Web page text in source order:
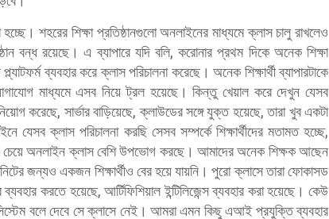
হচ্ছে। শহরের শিক্ষা প্রতিষ্ঠানগুলো অনলাইনের মাধ্যমে ক্লাস চালু রাখলেও
বন্ধ রয়েছে। এ ব্যাপারে যদি বলি, করোনার প্রথম দিকে অনেক শিক্ষা
ব্যবহার করে ক্লাস পরিচালনা করেছে। অনেক শিক্ষার্থী ব্যাপারটাকে
মাধ্যমে এসব নিয়ে ট্রল হয়েছে। কিন্তু খেয়াল করে দেখুন যেসব
করেছে, সার্ভার বাড়িয়েছে, ক্লাউডের সঙ্গে যুক্ত হয়েছে, তারা খুব একটা
যেসব ক্লাস পরিচালনা করছি সেসব সম্পর্কে শিক্ষার্থীদের মতামত হচ্ছে,
চেয়ে অনলাইন ক্লাস বেশি উপভোগ করছে। আমাদের অনেক শিক্ষক আছেন
জন্যও একজন শিক্ষার্থীও বের হয়ে যায়নি। পুরো ক্লাসে তারা ফোকাসড
করতে হয়েছে, আর্টিফিশিয়াল ইন্টিলিজেন্স ব্যবহার করা হয়েছে। কেউ
বলে দেবে সে ক্লাসে নেই। আমরা এমন কিছু এআই প্রযুক্তি ব্যবহার